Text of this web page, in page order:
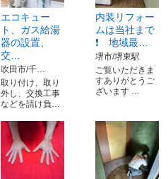
エコキュー
ト、ガス給湯
器の設置、
交…
吹田市/千…
取り付け、取り
外し、交換工事
などを請け負…
内装リフォー
ムは当社まで
❗ 地域最…
堺市/堺東駅
ご覧いただきま
すありがとうご
ざいます …